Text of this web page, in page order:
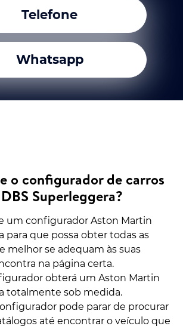
Telefone
Whatsapp
o configurador de carros
Superleggera?
um configurador Aston Martin
para que possa obter todas as
melhor se adequam às suas
na página certa.
obterá um Aston Martin
totalmente sob medida.
pode parar de procurar
até encontrar o veículo que